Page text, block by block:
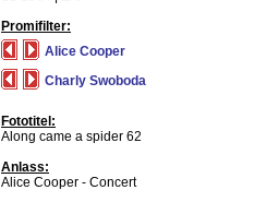
Promifilter:
Alice Cooper
Charly Swoboda
Fototitel:
Along came a spider 62
Anlass:
Alice Cooper - Concert